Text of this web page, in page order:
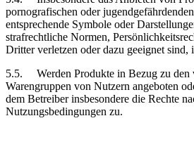
pornografischen oder
entsprechende Symbole oder
strafrechtliche Normen,
Dritter verletzen oder dazu geeignet sind,
5.5.
Werden Produkte in Bezug zu den
Warengruppen von Nutzern angeboten
dem Betreiber insbesondere die Rechte
Nutzungsbedingungen zu.